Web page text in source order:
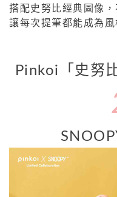
搭配史努比經典圖像，
讓每次提筆都能成為風
Pinkoi「史努